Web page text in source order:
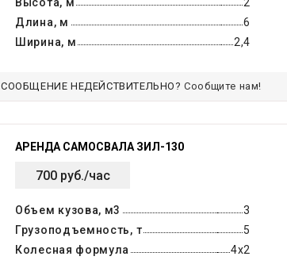
Длина, м
6
Ширина, м
2,4
СООБЩЕНИЕ НЕДЕЙСТВИТЕЛЬНО? Сообщите нам!
АРЕНДА САМОСВАЛА ЗИЛ-130
700 руб./час
Объем кузова, м3
3
Грузоподъемность, т
5
Колесная формула
4х2